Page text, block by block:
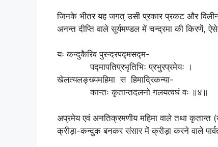
जिनके भीतर यह जगत् उसी प्रकार प्रकट और
अनन्त दीप्ति वाले सूर्यमण्डल में चन्द्रमा की
यः कन्दुकैरिव पुरन्दरपद्मसद्म-
पद्मापतिप्रभृतिभिः प्रभुरप्रमेयः ।
खेलत्यलङ्ख्यमहिमा स हिमाद्रिकन्या-
कान्तः कृतान्तदलनो गलयत्वघं वः ॥४॥
अप्रमेय एवं अनतिक्रमणीय महिमा वाले तथा
क्रीड़ा-कन्दुक बनकर संसार में क्रीड़ा करने वाले